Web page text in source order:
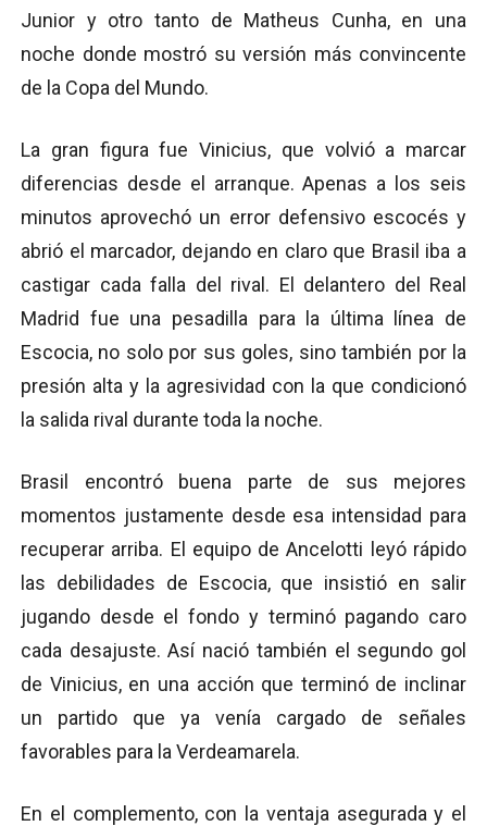
Junior y otro tanto de Matheus Cunha, en una
noche donde mostró su versión más convincente
de la Copa del Mundo.
La gran figura fue Vinicius, que volvió a marcar
diferencias desde el arranque. Apenas a los seis
minutos aprovechó un error defensivo escocés y
abrió el marcador, dejando en claro que Brasil iba a
castigar cada falla del rival. El delantero del Real
Madrid fue una pesadilla para la última línea de
Escocia, no solo por sus goles, sino también por la
presión alta y la agresividad con la que condicionó
la salida rival durante toda la noche.
Brasil encontró buena parte de sus mejores
momentos justamente desde esa intensidad para
recuperar arriba. El equipo de Ancelotti leyó rápido
las debilidades de Escocia, que insistió en salir
jugando desde el fondo y terminó pagando caro
cada desajuste. Así nació también el segundo gol
de Vinicius, en una acción que terminó de inclinar
un partido que ya venía cargado de señales
favorables para la Verdeamarela.
En el complemento, con la ventaja asegurada y el